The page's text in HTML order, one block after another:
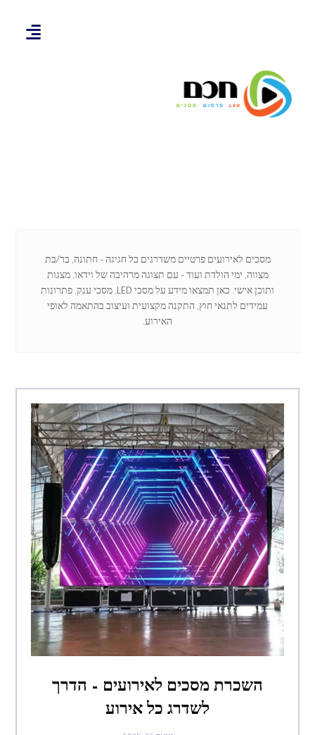
מסכים לאירועים פרטיים משדרגים כל חגיגה – חתונה, בר/בת
מצווה, ימי הולדת ועוד – עם תצוגה מרהיבה של וידאו, מצגות
ותוכן אישי. כאן תמצאו מידע על מסכי LED, מסכי ענק, פתרונות
עמידים לתנאי חוץ, התקנה מקצועית ועיצוב בהתאמה לאופי
האירוע.
השכרת מסכים לאירועים – הדרך
לשדרג כל אירוע